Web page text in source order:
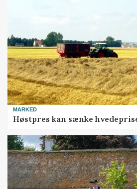
MARKED
Høstpres kan sænke